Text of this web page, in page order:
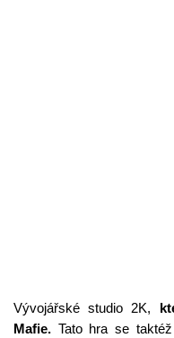
Vývojářské studio 2K,
Mafie. Tato hra se